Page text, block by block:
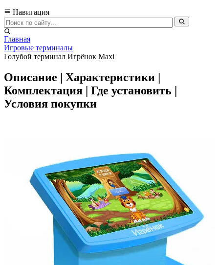
Навигация
Главная
Игровые терминалы
Голубой терминал Игрёнок Maxi
Описание | Характеристики |
Комплектация | Где установить |
Условия покупки